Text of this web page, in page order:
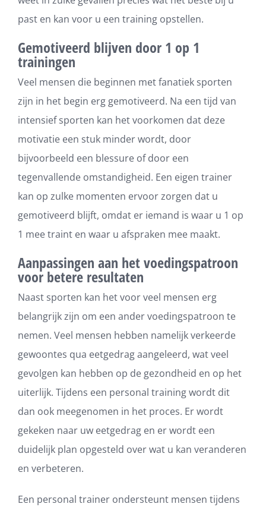
past en kan voor u een training opstellen.
Gemotiveerd blijven door 1 op 1
trainingen
Veel mensen die beginnen met fanatiek sporten
zijn in het begin erg gemotiveerd. Na een tijd van
intensief sporten kan het voorkomen dat deze
motivatie een stuk minder wordt, door
bijvoorbeeld een blessure of door een
tegenvallende omstandigheid. Een eigen trainer
kan op zulke momenten ervoor zorgen dat u
gemotiveerd blijft, omdat er iemand is waar u 1 op
1 mee traint en waar u afspraken mee maakt.
Aanpassingen aan het voedingspatroon
voor betere resultaten
Naast sporten kan het voor veel mensen erg
belangrijk zijn om een ander voedingspatroon te
nemen. Veel mensen hebben namelijk verkeerde
gewoontes qua eetgedrag aangeleerd, wat veel
gevolgen kan hebben op de gezondheid en op het
uiterlijk. Tijdens een personal training wordt dit
dan ook meegenomen in het proces. Er wordt
gekeken naar uw eetgedrag en er wordt een
duidelijk plan opgesteld over wat u kan veranderen
en verbeteren.
Een personal trainer ondersteunt mensen tijdens